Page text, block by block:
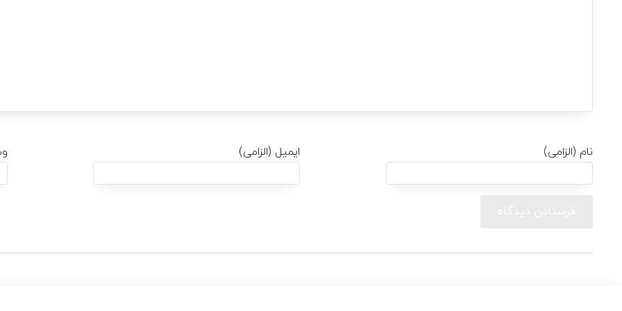
نام (الزامی) ایمیل (الزامی)